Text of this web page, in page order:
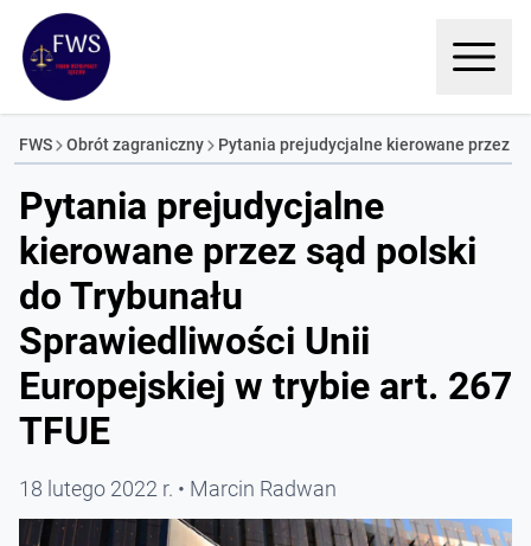
FWS Obrót zagraniczny Pytania prejudycjalne kierowane przez
Pytania prejudycjalne
kierowane przez sąd polski
do Trybunału
Sprawiedliwości Unii
Europejskiej w trybie art. 267
TFUE
18 lutego 2022 r. Marcin Radwan